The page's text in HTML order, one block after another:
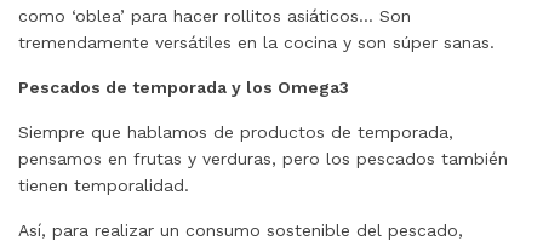
como ‘oblea’ para hacer rollitos asiáticos… Son
tremendamente versátiles en la cocina y son súper sanas.
Pescados de temporada y los Omega3
Siempre que hablamos de productos de temporada,
pensamos en frutas y verduras, pero los pescados también
tienen temporalidad.
Así, para realizar un consumo sostenible del pescado,